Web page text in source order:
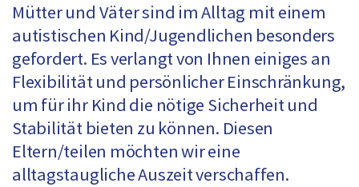
Mütter und Väter sind im Alltag mit einem
autistischen Kind/Jugendlichen besonders
gefordert. Es verlangt von Ihnen einiges an
Flexibilität und persönlicher Einschränkung,
um für ihr Kind die nötige Sicherheit und
Stabilität bieten zu können. Diesen
Eltern/teilen möchten wir eine
alltagstaugliche Auszeit verschaffen.